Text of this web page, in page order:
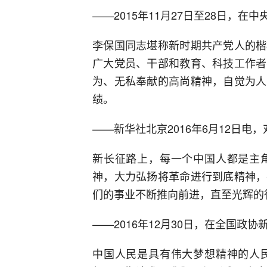
——2015年11月27日至28日，在中
李保国同志堪称新时期共产党人的
广大党员、干部和教育、科技工作
为、无私奉献的高尚精神，自觉为
绩。
——新华社北京2016年6月12日电，
新长征路上，每一个中国人都是主
神，大力弘扬将革命进行到底精神
们的事业不断推向前进，直至光辉
——2016年12月30日，在全国政协
中国人民是具有伟大梦想精神的